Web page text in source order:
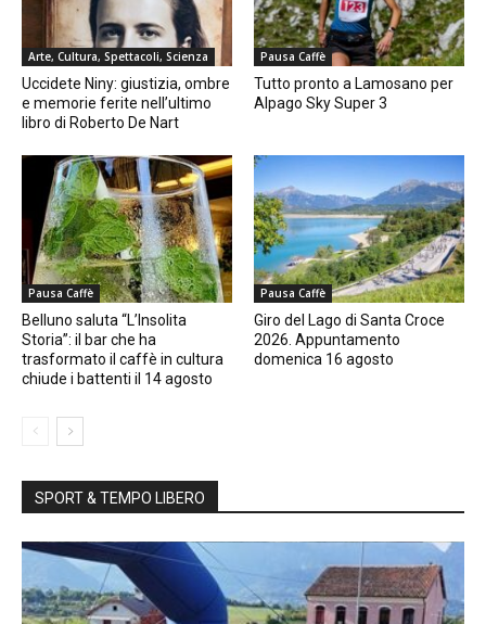
Arte, Cultura, Spettacoli, Scienza
Uccidete Niny: giustizia, ombre
e memorie ferite nell’ultimo
libro di Roberto De Nart
Pausa Caffè
Tutto pronto a Lamosano per
Alpago Sky Super 3
Pausa Caffè
Belluno saluta “L’Insolita
Storia”: il bar che ha
trasformato il caffè in cultura
chiude i battenti il 14 agosto
Pausa Caffè
Giro del Lago di Santa Croce
2026. Appuntamento
domenica 16 agosto
SPORT & TEMPO LIBERO